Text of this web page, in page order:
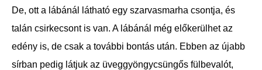
De, ott a lábánál látható egy szarvasmarha csontja, és
talán csirkecsont is van. A lábánál még előkerülhet az
edény is, de csak a további bontás után. Ebben az újabb
sírban pedig látjuk az üveggyöngycsüngős fülbevalót,